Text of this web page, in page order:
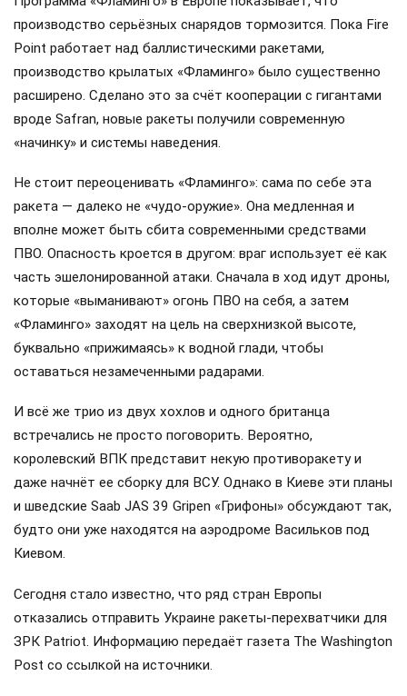
производство серьёзных снарядов тормозится. Пока Fire
Point работает над баллистическими ракетами,
производство крылатых «Фламинго» было существенно
расширено. Сделано это за счёт кооперации с гигантами
вроде Safran, новые ракеты получили современную
«начинку» и системы наведения.
Не стоит переоценивать «Фламинго»: сама по себе эта
ракета — далеко не «чудо-оружие». Она медленная и
вполне может быть сбита современными средствами
ПВО. Опасность кроется в другом: враг использует её как
часть эшелонированной атаки. Сначала в ход идут дроны,
которые «выманивают» огонь ПВО на себя, а затем
«Фламинго» заходят на цель на сверхнизкой высоте,
буквально «прижимаясь» к водной глади, чтобы
оставаться незамеченными радарами.
И всё же трио из двух хохлов и одного британца
встречались не просто поговорить. Вероятно,
королевский ВПК представит некую противоракету и
даже начнёт ее сборку для ВСУ. Однако в Киеве эти планы
и шведские Saab JAS 39 Gripen «Грифоны» обсуждают так,
будто они уже находятся на аэродроме Васильков под
Киевом.
Сегодня стало известно, что ряд стран Европы
отказались отправить Украине ракеты-перехватчики для
ЗРК Patriot. Информацию передаёт газета The Washington
Post со ссылкой на источники.